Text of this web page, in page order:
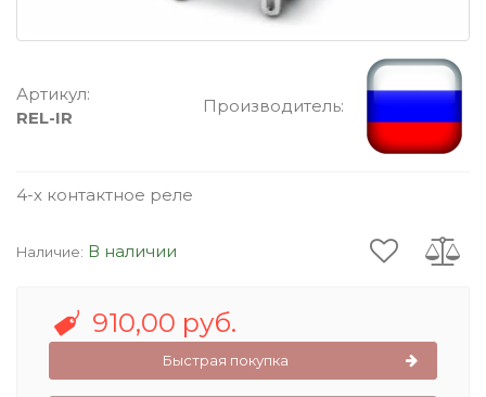
Артикул:
REL-IR
Производитель:
4-х контактное реле
Наличие: В наличии
910,00 руб.
Быстрая покупка